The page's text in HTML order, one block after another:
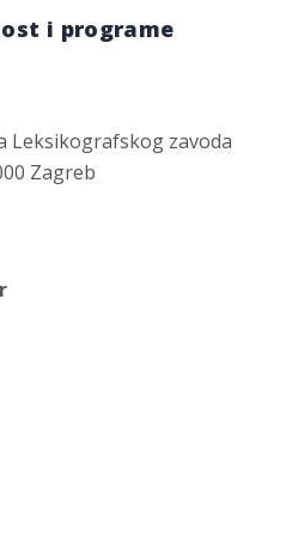
i programe
Leksikografskog zavoda
Zagreb